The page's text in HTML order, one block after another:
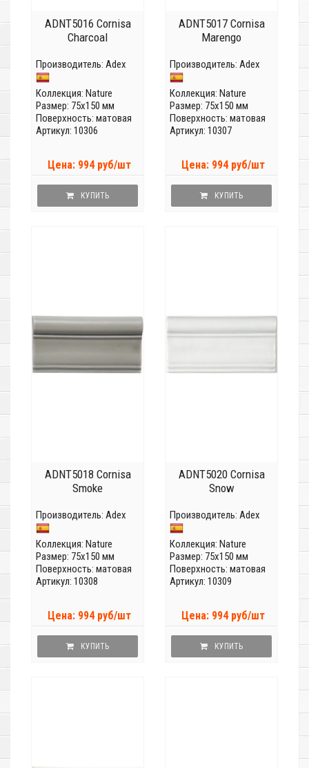
ADNT5016 Cornisa
Charcoal
Производитель: Adex
Коллекция: Nature
Размер: 75x150 мм
Поверхность: матовая
Артикул: 10306
Цена: 994 руб/шт
КУПИТЬ
ADNT5017 Cornisa
Marengo
Производитель: Adex
Коллекция: Nature
Размер: 75x150 мм
Поверхность: матовая
Артикул: 10307
Цена: 994 руб/шт
КУПИТЬ
ADNT5018 Cornisa
Smoke
Производитель: Adex
Коллекция: Nature
Размер: 75x150 мм
Поверхность: матовая
Артикул: 10308
Цена: 994 руб/шт
КУПИТЬ
ADNT5020 Cornisa
Snow
Производитель: Adex
Коллекция: Nature
Размер: 75x150 мм
Поверхность: матовая
Артикул: 10309
Цена: 994 руб/шт
КУПИТЬ